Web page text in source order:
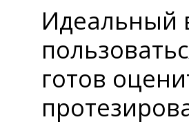
Идеальный
готов